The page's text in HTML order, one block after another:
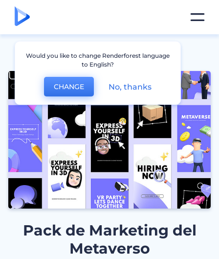
Pack de Marketing del
Metaverso
Would you like to change Renderforest language
to English?
CHANGE No, thanks